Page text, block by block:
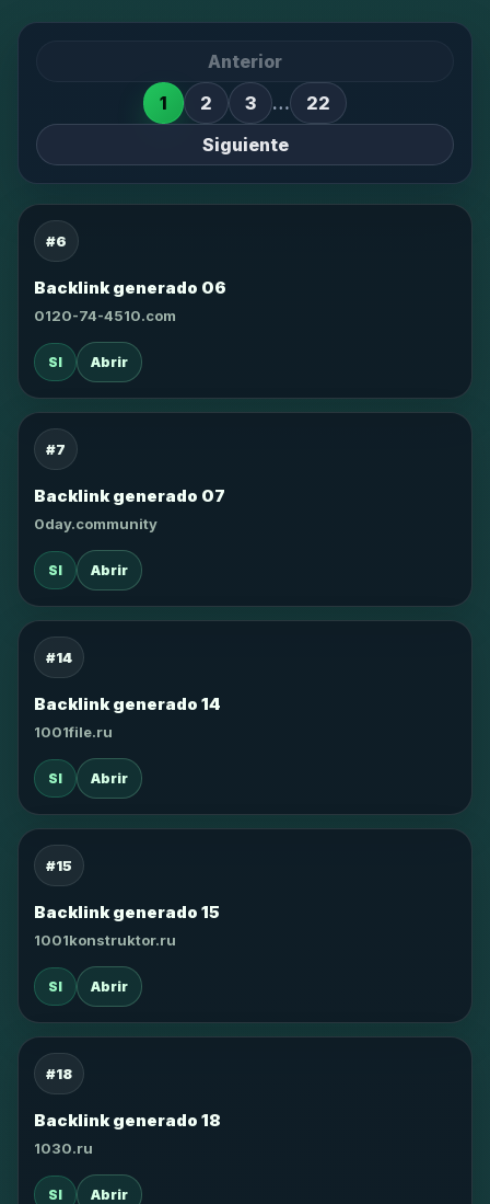
Anterior
1
2 3 …
22
Siguiente
#6
Backlink generado 06
0120-74-4510.com
SI Abrir
#7
Backlink generado 07
0day.community
SI Abrir
#14
Backlink generado 14
1001file.ru
SI Abrir
#15
Backlink generado 15
1001konstruktor.ru
SI Abrir
#18
Backlink generado 18
1030.ru
SI Abrir